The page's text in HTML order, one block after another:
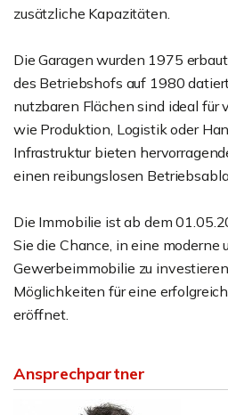
zusätzliche Kapazitäten.
Die Garagen wurden 1975
des Betriebshofs auf 1980
nutzbaren Flächen sind ideal für
wie Produktion, Logistik oder
Infrastruktur bieten
einen reibungslosen
Die Immobilie ist ab dem
Sie die Chance, in eine moderne
Gewerbeimmobilie zu
Möglichkeiten für eine
eröffnet.
Ansprechpartner